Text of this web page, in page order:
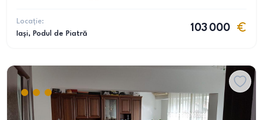
Locație:
Iași, Podul de Piatră
103 000